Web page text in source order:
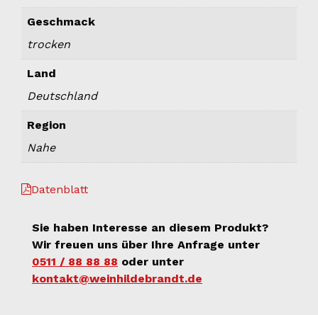
Geschmack
trocken
Land
Deutschland
Region
Nahe
Datenblatt
Sie haben Interesse an diesem Produkt?
Wir freuen uns über Ihre Anfrage unter
0511 / 88 88 88 oder unter
kontakt@weinhildebrandt.de